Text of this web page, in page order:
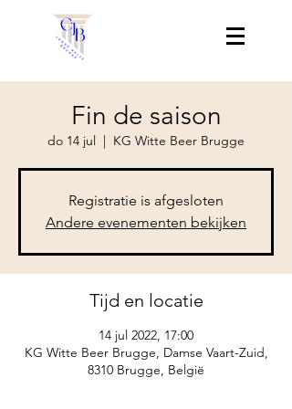
Fin de saison
do 14 jul
  |
KG Witte Beer Brugge
Registratie is afgesloten
Andere evenementen bekijken
Tijd en locatie
14 jul 2022, 17:00
KG Witte Beer Brugge, Damse Vaart-Zuid,
8310 Brugge, België